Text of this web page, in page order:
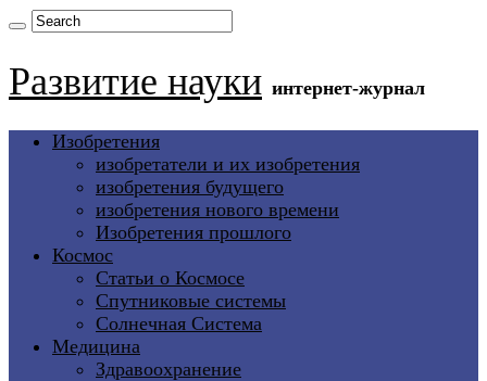
Развитие науки интернет-журнал
Изобретения
изобретатели и их изобретения
изобретения будущего
изобретения нового времени
Изобретения прошлого
Космос
Статьи о Космосе
Спутниковые системы
Солнечная Система
Медицина
Здравоохранение